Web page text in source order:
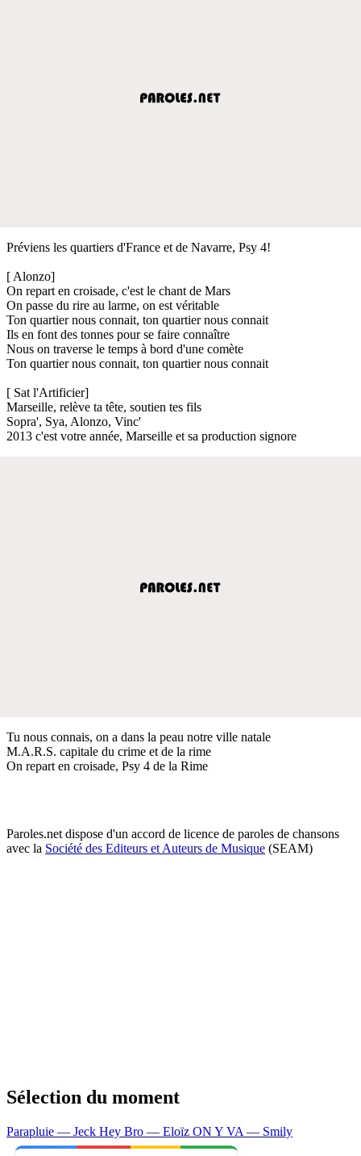
Préviens les quartiers d'France et de Navarre, Psy 4!
[ Alonzo]
On repart en croisade, c'est le chant de Mars
On passe du rire au larme, on est véritable
Ton quartier nous connait, ton quartier nous connait
Ils en font des tonnes pour se faire connaître
Nous on traverse le temps à bord d'une comète
Ton quartier nous connait, ton quartier nous connait
[ Sat l'Artificier]
Marseille, relève ta tête, soutien tes fils
Sopra', Sya, Alonzo, Vinc'
2013 c'est votre année, Marseille et sa production signore
Tu nous connais, on a dans la peau notre ville natale
M.A.R.S. capitale du crime et de la rime
On repart en croisade, Psy 4 de la Rime
Paroles.net dispose d'un accord de licence de paroles de chansons
avec la Société des Editeurs et Auteurs de Musique (SEAM)
Sélection du moment
Parapluie — Jeck Hey Bro — Eloïz ON Y VA — Smily